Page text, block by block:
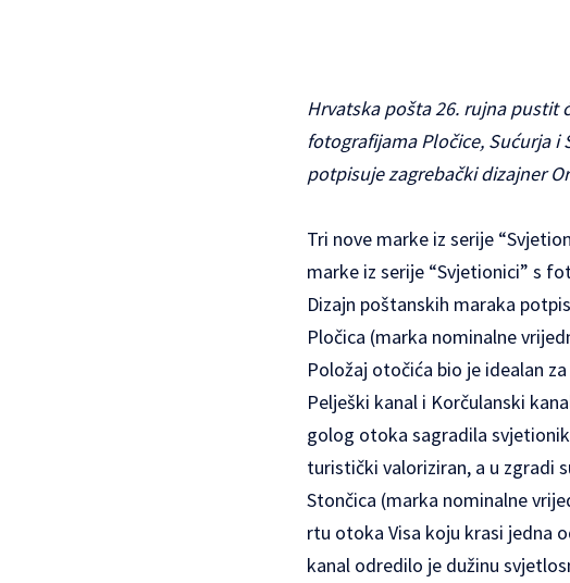
Hrvatska pošta 26. rujna pustit
fotografijama Pločice, Sućurja i
potpisuje zagrebački dizajner
Tri nove marke iz serije
marke iz serije “Svjetionici” s
Dizajn poštanskih maraka
Pločica (marka nominalne
Položaj otočića bio je idealan
Pelješki kanal i Korčulanski
golog otoka sagradila
turistički valoriziran, a u zgradi
Stončica (marka nominalne
rtu otoka Visa koju krasi jedna
kanal odredilo je dužinu